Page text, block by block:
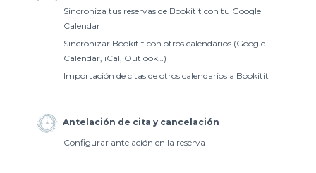
Sincroniza tus reservas de Bookitit con tu Google
Calendar
Sincronizar Bookitit con otros calendarios (Google
Calendar, iCal, Outlook…)
Importación de citas de otros calendarios a Bookitit
Antelación de cita y cancelación
Configurar antelación en la reserva